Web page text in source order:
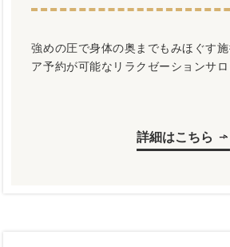
強めの圧で身体の奥までもみほぐす
ア予約が可能なリラクゼーションサロ
詳細はこちら